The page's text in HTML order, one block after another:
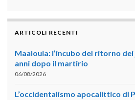
ARTICOLI RECENTI
Maaloula: l’incubo del ritorno
anni dopo il martirio
06/08/2026
L’occidentalismo apocalittico di